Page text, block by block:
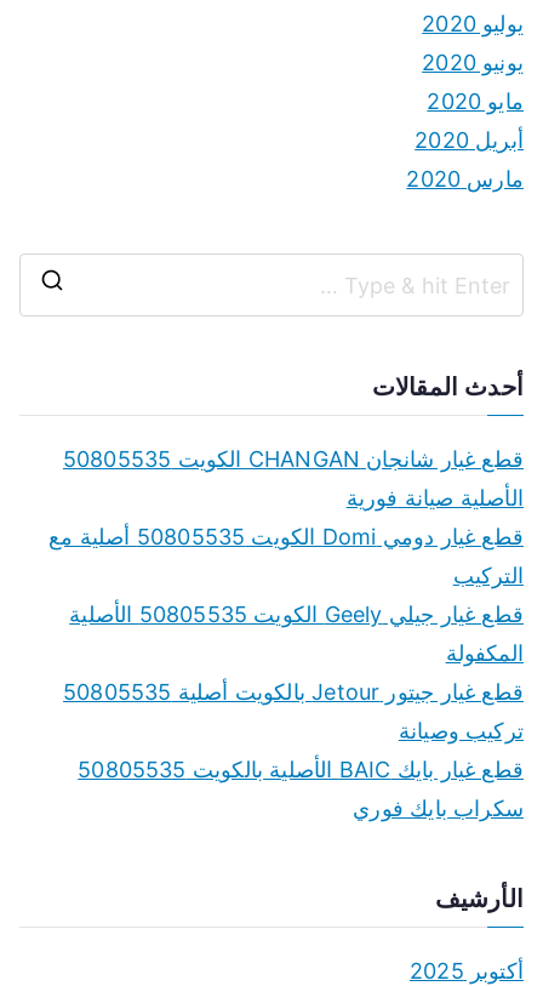
يوليو 2020
يونيو 2020
مايو 2020
أبريل 2020
مارس 2020
r
أحدث المقالات
قطع غيار شانجان CHANGAN الكويت 50805535
الأصلية صيانة فورية
قطع غيار دومي Domi الكويت 50805535 أصلية مع
التركيب
قطع غيار جيلي Geely الكويت 50805535 الأصلية
المكفولة
قطع غيار جيتور Jetour بالكويت أصلية 50805535
تركيب وصيانة
قطع غيار بايك BAIC الأصلية بالكويت 50805535
سكراب بايك فوري
الأرشيف
أكتوبر 2025